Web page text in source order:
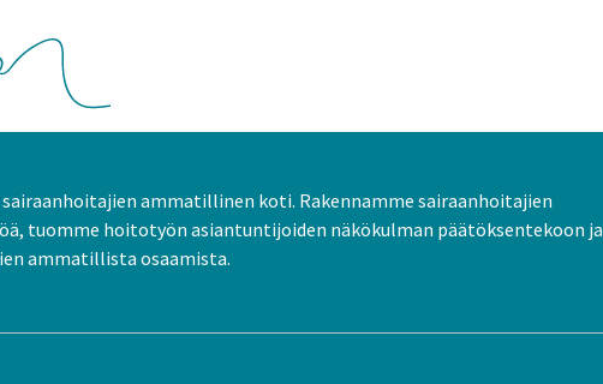
ammatillinen koti. Rakennamme sairaanhoitajien
tuomme hoitotyön asiantuntijoiden näkökulman päätöksentekoon ja
ammatillista osaamista.